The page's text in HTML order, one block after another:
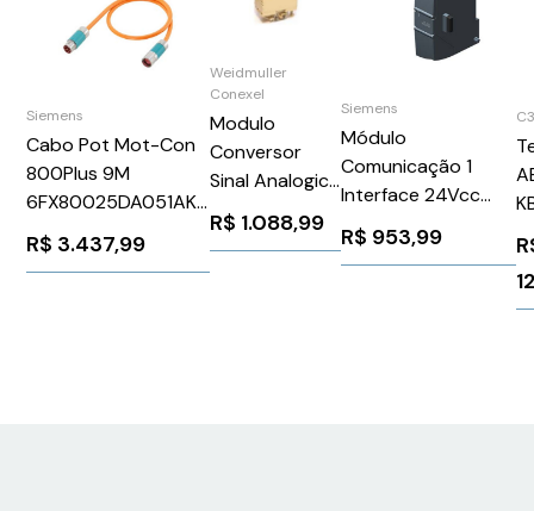
Siemens
Cabo Pot Mot-Con
800Plus 9M
6FX80025DA051AK0
Siemens 87350
R$ 3.437,99
Weidmuller
Conexel
Modulo
Conversor
Sinal Analogico
010 V 4 A 20
Ma Weidmuller
R$ 1.088,99
Siemens
Módulo
Comunicação 1
Interface 24Vcc
Siemens
6ES72411CH320XB0
R$ 953,99